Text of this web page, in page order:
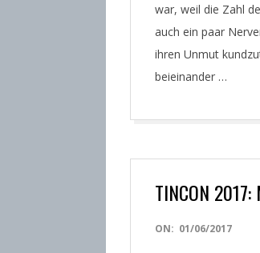
war, weil die Zahl
auch ein paar
ihren Unmut
beieinander …
TINCON
2017-
ON: 01/06/2017